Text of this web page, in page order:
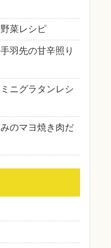
菜レシピ
羽先の甘辛照り
ニグラタンレシ
のマヨ焼き肉だ